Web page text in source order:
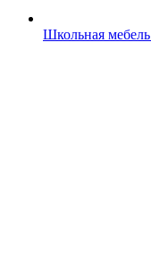
Школьная мебель